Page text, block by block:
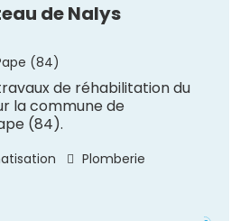
de Nalys
(84)
de réhabilitation du
la commune de
(84).
Plomberie